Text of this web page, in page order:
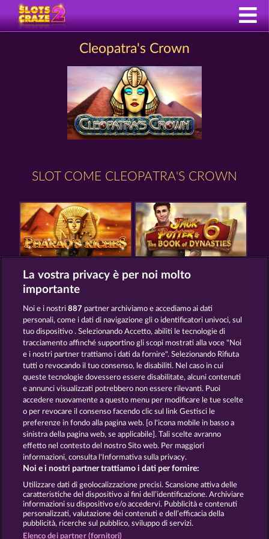
Cleopatra's Crown
SLOT COME CLEOPATRA'S CROWN
PHARAOS RICHES
LUCKY PHARAOH WILD
Termini e condizioni
Informativa sulla privacy Note legali
Società FAQ Facebook
Invia richiesta di recesso
La vostra privacy è per noi molto
importante
Noi e i nostri887 partner archiviamo e accediamo ai dati
personali, come i dati di navigazione gli o identificatori univoci, sul
tuo dispositivo . Selezionando Accetto, abiliti le tecnologie di
tracciamento affinché supportino gli scopi mostrati alla voce "Noi
e i nostri partner trattiamo i dati da fornire". Selezionando Rifiuta
tutti o revocando il tuo consenso, le disabiliti. Nel caso in cui
queste tecnologie dovessero essere disabilitate, alcuni contenuti
e annunci visualizzati potrebbero non essere rilevanti. Puoi
accedere nuovamente a questo menu per modificare le tue scelte
o per revocare il consenso facendo clic sul link Gestisci le
preferenze in fondo alla pagina web. [o l'icona mobile in basso a
sinistra della pagina web, se applicabile]. Tali scelte avranno
effetto nel contesto del nostro Sito web. Per maggiori
informazioni, consulta l'Informativa sulla privacy.
Noi e i nostri partner trattiamo i dati per fornire:
Utilizzare dati di geolocalizzazione precisi. Scansione attiva delle
caratteristiche del dispositivo ai fini dell’identificazione. Archiviare
informazioni su dispositivo e/o accedervi. Pubblicità e contenuti
personalizzati, valutazione dei contenuti e dell’efficacia della
pubblicità, ricerche sul pubblico, sviluppo di servizi.
Elenco dei partner (fornitori)